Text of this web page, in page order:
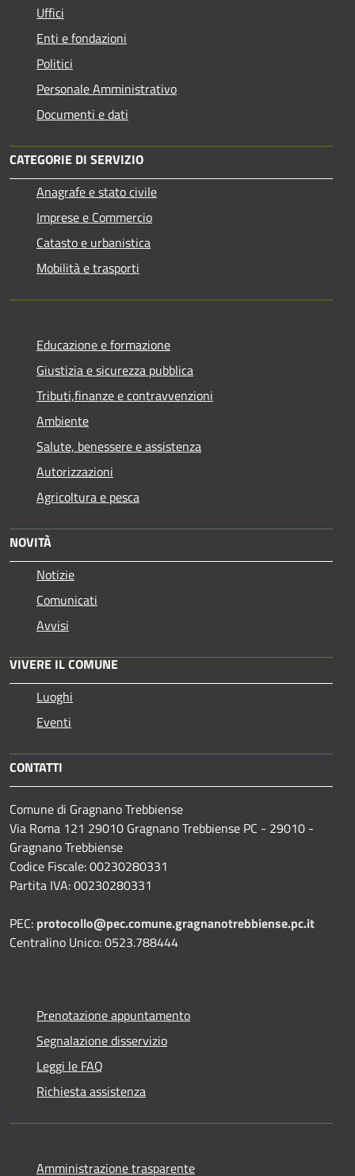
Uffici
Enti e fondazioni
Politici
Personale Amministrativo
Documenti e dati
CATEGORIE DI SERVIZIO
Anagrafe e stato civile
Imprese e Commercio
Catasto e urbanistica
Mobilità e trasporti
Educazione e formazione
Giustizia e sicurezza pubblica
Tributi,finanze e contravvenzioni
Ambiente
Salute, benessere e assistenza
Autorizzazioni
Agricoltura e pesca
NOVITÀ
Notizie
Comunicati
Avvisi
VIVERE IL COMUNE
Luoghi
Eventi
CONTATTI
Comune di Gragnano Trebbiense
Via Roma 121 29010 Gragnano Trebbiense PC - 29010 -
Gragnano Trebbiense
Codice Fiscale: 00230280331
Partita IVA: 00230280331
PEC: protocollo@pec.comune.gragnanotrebbiense.pc.it
Centralino Unico: 0523.788444
Prenotazione appuntamento
Segnalazione disservizio
Leggi le FAQ
Richiesta assistenza
Amministrazione trasparente